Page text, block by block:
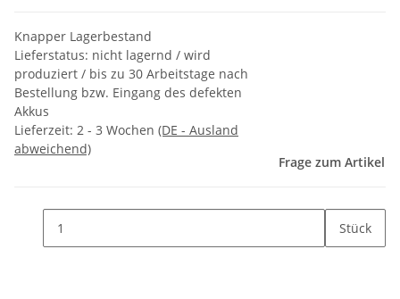
Knapper Lagerbestand
Lieferstatus: nicht lagernd / wird
produziert / bis zu 30 Arbeitstage nach
Bestellung bzw. Eingang des defekten
Akkus
Lieferzeit: 2 - 3 Wochen (DE - Ausland
abweichend)
Frage zum Artikel
Stück